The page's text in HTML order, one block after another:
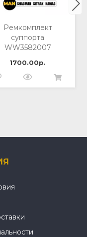
Ремкомплект
суппорта
WW3582007
1700.00р.